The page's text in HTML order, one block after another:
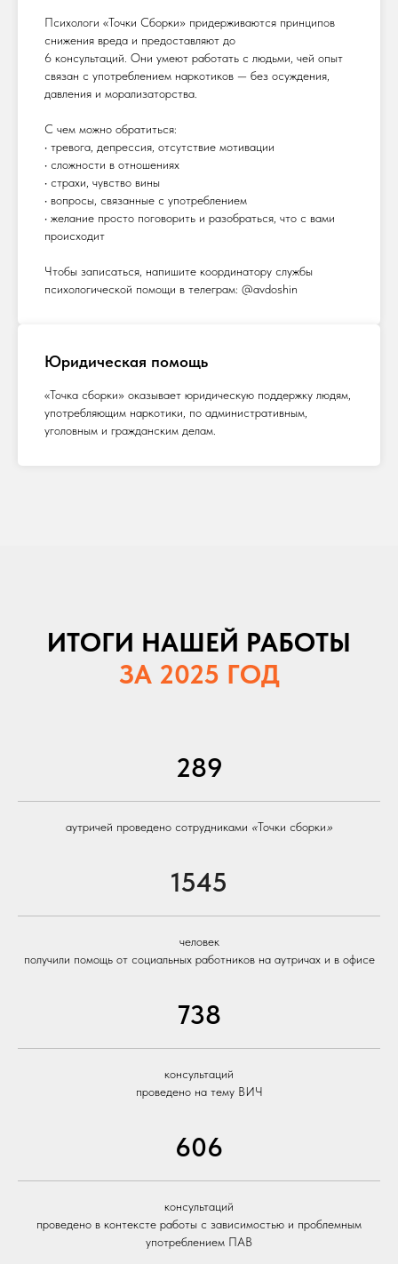
Психологи «Точки Сборки» придерживаются принципов
снижения вреда и предоставляют до
6 консультаций. Они умеют работать с людьми, чей опыт
связан с употреблением наркотиков — без осуждения,
давления и морализаторства.
С чем можно обратиться:
• тревога, депрессия, отсутствие мотивации
• сложности в отношениях
• страхи, чувство вины
• вопросы, связанные с употреблением
• желание просто поговорить и разобраться, что с вами
происходит
Чтобы записаться, напишите координатору службы
психологической помощи в телеграм: @avdoshin
Юридическая помощь
«Точка сборки» оказывает юридическую поддержку людям,
употребляющим наркотики, по административным,
уголовным и гражданским делам.
ИТОГИ НАШЕЙ РАБОТЫ
ЗА 2025 ГОД
289
аутричей проведено сотрудниками «Точки сборки»
1545
человек
получили помощь от социальных работников на аутричах и в офисе
738
консультаций
проведено на тему ВИЧ
606
консультаций
проведено в контексте работы с зависимостью и проблемным
употреблением ПАВ